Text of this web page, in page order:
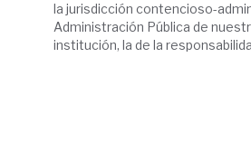
la jurisdicción contencioso-
Administración Pública de
institución, la de la